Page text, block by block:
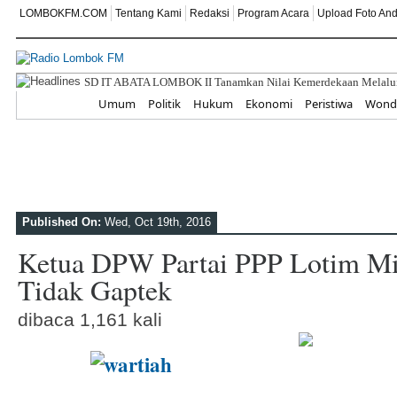
LOMBOKFM.COM Tentang Kami Redaksi Program Acara Upload Foto
Umum Politik Hukum Ekonomi Peristiwa
Published On: Wed, Oct 19th, 2016
Ketua DPW Partai PPP Lotim
Tidak Gaptek
dibaca 1,161 kali